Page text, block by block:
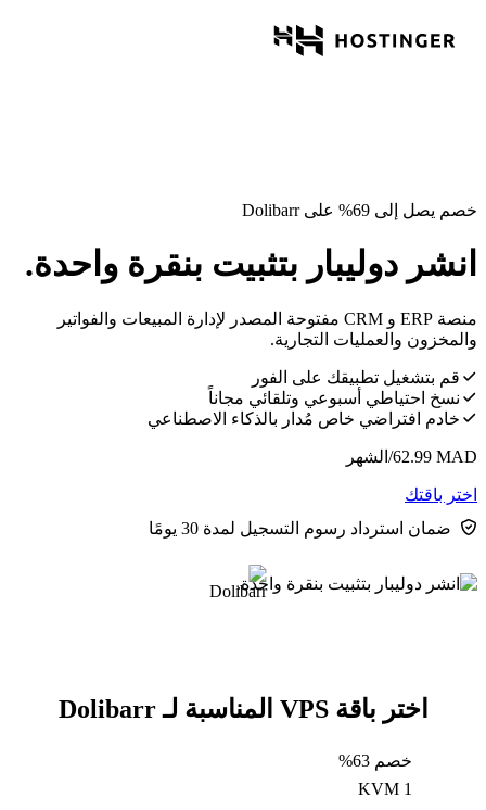
خصم يصل إلى 69% على Dolibarr
انشر دوليبار بتثبيت بنقرة واحدة.
منصة ERP و CRM مفتوحة المصدر لإدارة المبيعات والفواتير
والمخزون والعمليات التجارية.
قم بتشغيل تطبيقك على الفور
نسخ احتياطي أسبوعي وتلقائي مجاناً
خادم افتراضي خاص مُدار بالذكاء الاصطناعي
MAD
62.99/الشهر
اختر باقتك
ضمان استرداد رسوم التسجيل لمدة 30 يومًا
اختر باقة VPS المناسبة لـ Dolibarr
خصم 63%
KVM 1